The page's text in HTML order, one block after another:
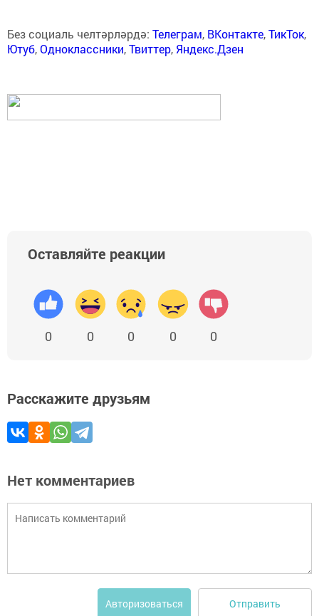
Без социаль челтәрләрдә: Телеграм, ВКонтакте,ТикТок,
Ютуб,Одноклассники,Твиттер, Яндекс.Дзен
Оставляйте реакции
0 0 0 0 0
Расскажите друзьям
Нет комментариев
Авторизоваться Отправить